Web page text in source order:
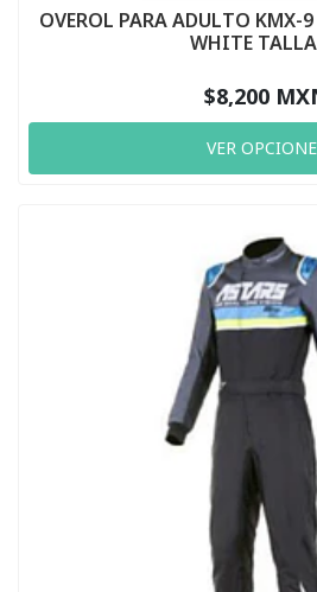
OVEROL PARA ADULTO KMX-
WHITE
$8,200
VER